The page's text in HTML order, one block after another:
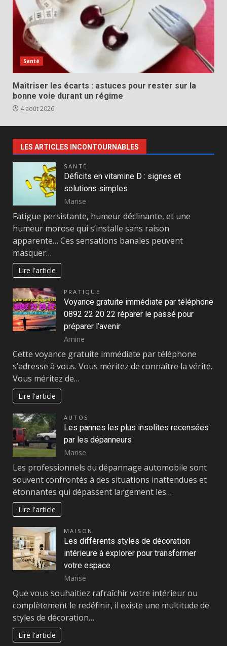
Santé
Maîtriser les écarts : astuces pour rester sur la
bonne voie durant un régime
4 août 2026
LES ARTICLES INCONTOURNABLES
SANTÉ
Déficits en vitamine D : signes et
solutions simples
Marise
Fatigue persistante, humeur déclinante, et une
humeur morose qui s’installe sans raison
apparente… Ces sensations banales peuvent
masquer…
Lire l'article
PRATIQUE
Voyance gratuite immédiate par téléphone
0892 22 20 22 réparer le passé pour
préparer l’avenir
Amine
Cette voyance gratuite immédiate par téléphone
s’adresse à vous. Vous méritez de connaître la vérité.
Vous méritez de…
Lire l'article
AUTOS
Les pannes les plus insolites recensées
par les dépanneurs
Marise
Les professionnels du dépannage automobile sont
souvent confrontés à des situations inattendues et
étonnantes qui dépassent largement les…
Lire l'article
MAISON
Les différents styles de décoration
intérieure à explorer pour transformer
votre espace
Marise
Que vous souhaitiez rafraîchir votre intérieur ou
complètement le redéfinir, il existe une multitude de
styles de décoration…
Lire l'article